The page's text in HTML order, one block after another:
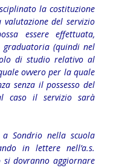
la costituzione
del servizio
essere effettuata,
graduatoria (quindi nel
di studio relativo al
ovvero per la quale
senza il possesso del
caso il servizio sarà
Sondrio nella scuola
in lettere nell’a.s.
dovranno aggiornare